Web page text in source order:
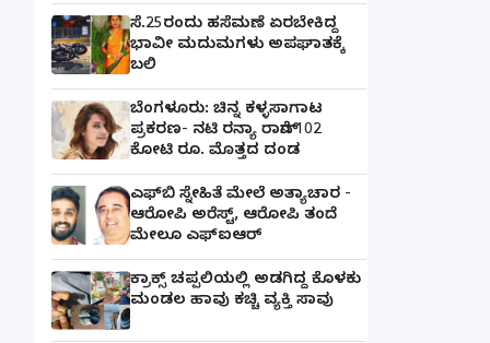
ಸೆ.25ರಂದು ಹಸೆಮಣೆ ಏರಬೇಕಿದ್ದ
ಭಾವೀ ಮದುಮಗಳು ಅಪಘಾತಕ್ಕೆ
ಬಲಿ
ಬೆಂಗಳೂರು: ಚಿನ್ನ ಕಳ್ಳಸಾಗಾಟ
ಪ್ರಕರಣ- ನಟಿ ರನ್ಯಾ ರಾವ್‌ಗೆ 102
ಕೋಟಿ ರೂ. ಮೊತ್ತದ ದಂಡ
ಎಫ್‌ಬಿ ಸ್ನೇಹಿತೆ ಮೇಲೆ ಅತ್ಯಾಚಾರ -
ಆರೋಪಿ ಅರೆಸ್ಟ್, ಆರೋಪಿ ತಂದೆ
ಮೇಲೂ ಎಫ್ಐಆರ್
ಕ್ರಾಕ್ಸ್ ಚಪ್ಪಲಿಯಲ್ಲಿ ಅಡಗಿದ್ದ ಕೊಳಕು
ಮಂಡಲ ಹಾವು ಕಚ್ಚಿ ವ್ಯಕ್ತಿ ಸಾವು